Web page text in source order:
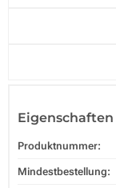
Eigenschaften
Produktnummer:
Mindestbestellung: